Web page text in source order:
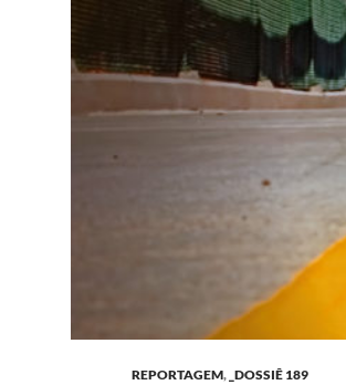
REPORTAGEM, _DOSSIÊ 189